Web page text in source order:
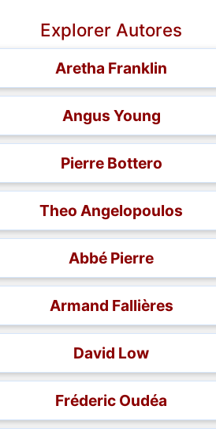
Explorer Autores
Aretha Franklin
Angus Young
Pierre Bottero
Theo Angelopoulos
Abbé Pierre
Armand Fallières
David Low
Fréderic Oudéa